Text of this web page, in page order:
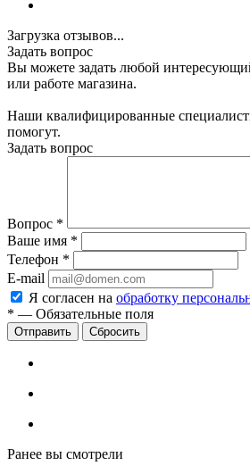
Загрузка отзывов...
Задать вопрос
Вы можете задать любой
или работе магазина.
Наши квалифицированные
помогут.
Задать вопрос
Вопрос *
Ваше имя *
Телефон *
E-mail
Я согласен на обработку
* — Обязательные поля
Сбросить
Ранее вы смотрели